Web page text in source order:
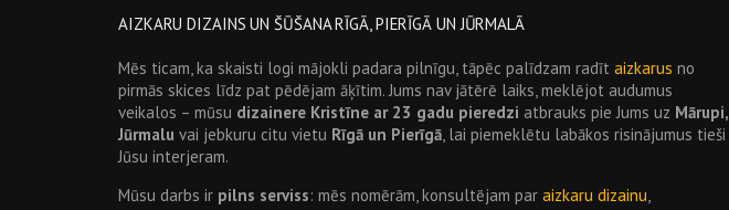
AIZKARU DIZAINS UN ŠŪŠANA RĪGĀ, PIERĪGĀ UN JŪRMALĀ
Mēs ticam, ka skaisti logi mājokli padara pilnīgu, tāpēc palīdzam radīt aizkarus no
pirmās skices līdz pat pēdējam āķītim. Jums nav jātērē laiks, meklējot audumus
veikalos – mūsu dizainere Kristīne ar 23 gadu pieredzi atbrauks pie Jums uz Mārupi,
Jūrmalu vai jebkuru citu vietu Rīgā un Pierīgā , lai piemeklētu labākos risinājumus tieši
Jūsu interjeram.
Mūsu darbs ir pilns serviss: mēs nomērām, konsultējam par aizkaru dizainu